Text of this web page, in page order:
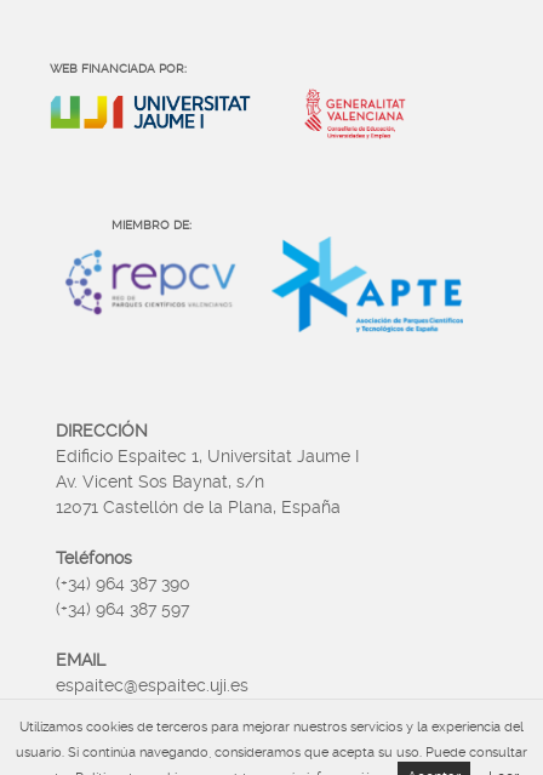
WEB FINANCIADA POR:
MIEMBRO DE:
DIRECCIÓN
Edificio Espaitec 1, Universitat Jaume I
Av. Vicent Sos Baynat, s/n
12071 Castellón de la Plana, España
Teléfonos
(+34) 964 387 390
(+34) 964 387 597
EMAIL
espaitec@espaitec.uji.es
HORARIO
Lunes a Viernes 09:00 – 15.00
Utilizamos cookies de terceros para mejorar nuestros servicios y la experiencia del
usuario. Si continúa navegando, consideramos que acepta su uso. Puede consultar